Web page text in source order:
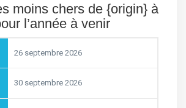
moins chers de {origin} à
l’année à venir
26 septembre 2026
30 septembre 2026